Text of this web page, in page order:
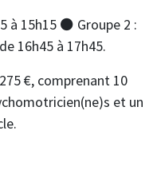
à 15h15 ⚫ Groupe 2 :
16h45 à 17h45.
€, comprenant 10
et un